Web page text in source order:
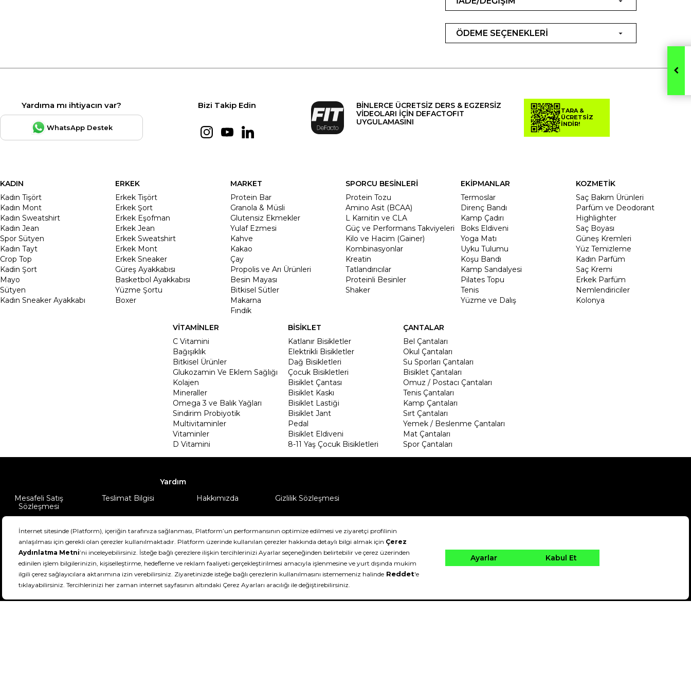
ÖDEME SEÇENEKLERİ
Yardıma mı ihtiyacın var?
WhatsApp Destek
Bizi Takip Edin
BİNLERCE ÜCRETSİZ DERS & EGZERSİZ
VİDEOLARI İÇİN DEFACTOFIT
UYGULAMASINI
TARA &
ÜCRETSİZ
İNDİR!
KADIN
Kadın Tişört
Kadın Mont
Kadın Sweatshirt
Kadın Jean
Spor Sütyen
Kadın Tayt
Crop Top
Kadin Şort
Mayo
Sütyen
Kadın Sneaker Ayakkabı
ERKEK
Erkek Tişört
Erkek Şort
Erkek Eşofman
Erkek Jean
Erkek Sweatshirt
Erkek Mont
Erkek Sneaker
Güreş Ayakkabısı
Basketbol Ayakkabısı
Yüzme Şortu
Boxer
MARKET
Protein Bar
Granola & Müsli
Glutensiz Ekmekler
Yulaf Ezmesi
Kahve
Kakao
Çay
Propolis ve Arı Ürünleri
Besin Mayası
Bitkisel Sütler
Makarna
Fındık
SPORCU BESİNLERİ
Protein Tozu
Amino Asit (BCAA)
L Karnitin ve CLA
Güç ve Performans Takviyeleri
Kilo ve Hacim (Gainer)
Kombinasyonlar
Kreatin
Tatlandırıcılar
Proteinli Besinler
Shaker
EKİPMANLAR
Termoslar
Direnç Bandı
Kamp Çadırı
Boks Eldiveni
Yoga Matı
Uyku Tulumu
Koşu Bandı
Kamp Sandalyesi
Pilates Topu
Tenis
Yüzme ve Dalış
KOZMETİK
Saç Bakım Ürünleri
Parfüm ve Deodorant
Highlighter
Saç Boyası
Güneş Kremleri
Yüz Temizleme
Kadın Parfüm
Saç Kremi
Erkek Parfüm
Nemlendiriciler
Kolonya
VİTAMİNLER
C Vitamini
Bağışıklık
Bitkisel Ürünler
Glukozamin Ve Eklem Sağlığı
Kolajen
Mineraller
Omega 3 ve Balık Yağları
Sindirim Probiyotik
Multivitaminler
Vitaminler
D Vitamini
BİSİKLET
Katlanır Bisikletler
Elektrikli Bisikletler
Dağ Bisikletleri
Çocuk Bisikletleri
Bisiklet Çantası
Bisiklet Kaskı
Bisiklet Lastiği
Bisiklet Jant
Pedal
Bisiklet Eldiveni
8-11 Yaş Çocuk Bisikletleri
ÇANTALAR
Bel Çantaları
Okul Çantaları
Su Sporları Çantaları
Bisiklet Çantaları
Omuz / Postacı Çantaları
Tenis Çantaları
Kamp Çantaları
Sırt Çantaları
Yemek / Beslenme Çantaları
Mat Çantaları
Spor Çantaları
Yardım
Mesafeli Satış
Sözleşmesi
Teslimat Bilgisi Hakkımızda Gizlilik Sözleşmesi
DeFactoFIT ©️ 2022-2026. Tüm hakları saklıdır.